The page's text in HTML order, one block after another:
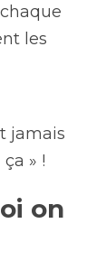
les
jamais
» !
on